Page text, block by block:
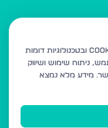
אתר רשות היחיד עושה שימוש בקבצי Cookie ובטכנולוגיות דומות
ניתוח שימוש ושיווק
מידע מלא נמצא